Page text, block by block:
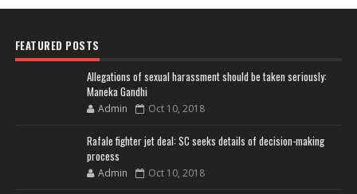
FEATURED POSTS
Allegations of sexual harassment should be taken seriously:
Maneka Gandhi
Admin Oct 10, 2018
Rafale fighter jet deal: SC seeks details of decision-making
process
Admin Oct 10, 2018